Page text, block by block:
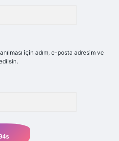
için adım, e-posta adresim ve